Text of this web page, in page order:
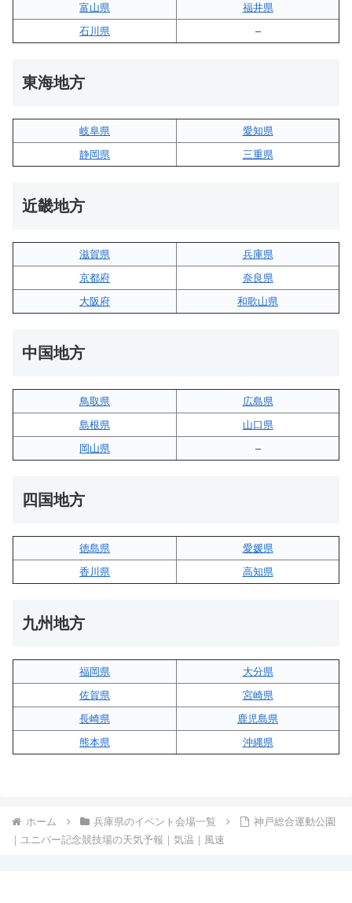
富山県
福井県
石川県
–
東海地方
岐阜県
愛知県
静岡県
三重県
近畿地方
滋賀県
兵庫県
京都府
奈良県
大阪府
和歌山県
中国地方
鳥取県
広島県
島根県
山口県
岡山県
–
四国地方
徳島県
愛媛県
香川県
高知県
九州地方
福岡県
大分県
佐賀県
宮崎県
長崎県
鹿児島県
熊本県
沖縄県
ホーム 兵庫県のイベント会場一覧
神戸総合運動公園
｜ユニバー記念競技場の天気予報｜気温｜風速